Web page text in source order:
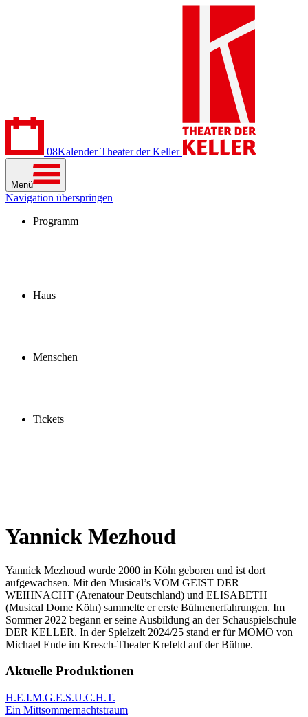
08Kalender Theater der Keller
Menü
Navigation überspringen
Programm
Haus
Menschen
Tickets
Yannick Mezhoud
Yannick Mezhoud wurde 2000 in Köln geboren und ist dort
aufgewachsen. Mit den Musical’s VOM GEIST DER
WEIHNACHT (Arenatour Deutschland) und ELISABETH
(Musical Dome Köln) sammelte er erste Bühnenerfahrungen. Im
Sommer 2022 begann er seine Ausbildung an der Schauspielschule
DER KELLER. In der Spielzeit 2024/25 stand er für MOMO von
Michael Ende im Kresch-Theater Krefeld auf der Bühne.
Aktuelle Produktionen
H.E.I.M.G.E.S.U.C.H.T.
Ein Mittsommer­nachts­traum